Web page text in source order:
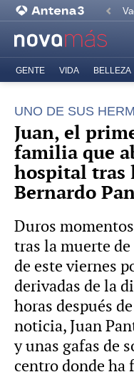
GENTE VIDA BELLEZA
UNO DE SUS
Juan, el
familia que
hospital tras
Bernardo
Duros
tras la muerte
de este viernes
derivadas de la
horas después
noticia, Juan
y unas gafas de
centro donde ha